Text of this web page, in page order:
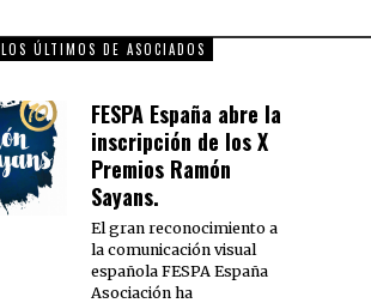
LOS ÚLTIMOS DE ASOCIADOS
FESPA España abre la
inscripción de los X
Premios Ramón
Sayans.
El gran reconocimiento a
la comunicación visual
española FESPA España
Asociación ha